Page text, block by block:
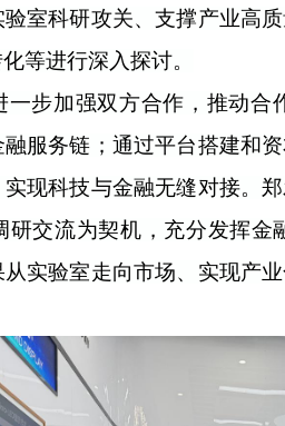
室科研攻关、支撑产业高
等进行深入探讨。
一步加强双方合作，推动
服务链；通过平台搭建和
现科技与金融无缝对接。
研交流为契机，充分发挥
实验室走向市场、实现产